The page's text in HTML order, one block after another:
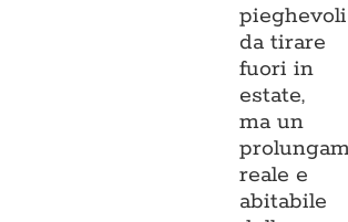
pieghevoli
da tirare
fuori in
estate,
ma un
reale e
abitabile